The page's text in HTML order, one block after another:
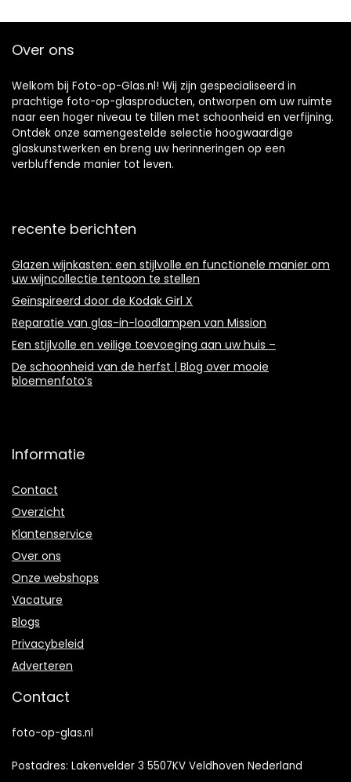
Decoratie Poster –
bos – Groen
Over ons
Welkom bij Foto-op-Glas.nl! Wij zijn gespecialiseerd in
prachtige foto-op-glasproducten, ontworpen om uw ruimte
naar een hoger niveau te tillen met schoonheid en verfijning.
Ontdek onze samengestelde selectie hoogwaardige
glaskunstwerken en breng uw herinneringen op een
verbluffende manier tot leven.
recente berichten
Glazen wijnkasten: een stijlvolle en functionele manier om
uw wijncollectie tentoon te stellen
Geïnspireerd door de Kodak Girl X
Reparatie van glas-in-loodlampen van Mission
Een stijlvolle en veilige toevoeging aan uw huis –
De schoonheid van de herfst | Blog over mooie
bloemenfoto’s
Informatie
Contact
Overzicht
Klantenservice
Over ons
Onze webshops
Vacature
Blogs
Privacybeleid
Adverteren
Contact
foto-op-glas.nl
Postadres: Lakenvelder 3 5507KV Veldhoven Nederland